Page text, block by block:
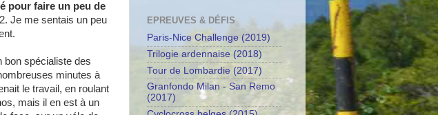
pour faire un peu de
Je me sentais un peu
bon spécialiste des
minutes à
le travail, en roulant
mais il en est à un
EPREUVES & DÉFIS
Paris-Nice Challenge (2019)
Trilogie ardennaise (2018)
Tour de Lombardie (2017)
Granfondo Milan - San Remo
(2017)